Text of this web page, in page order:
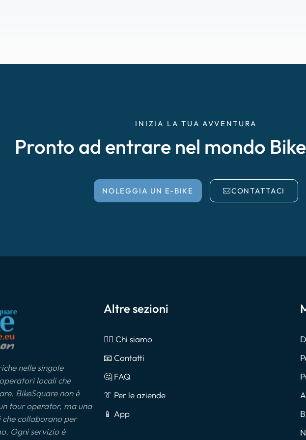
INIZIA LA TUA AVVENTURA
Pronto ad entrare nel mondo
NOLEGGIA UN E-BIKE CONTATTACI
nelle singole
locali che
BikeSquare non è
tour operator, ma una
collaborano per
Ogni servizio è
Altre sezioni
🙎‍♂️ Chi siamo
📧 Contatti
🤔 FAQ
👔 Per le aziende
📱 App